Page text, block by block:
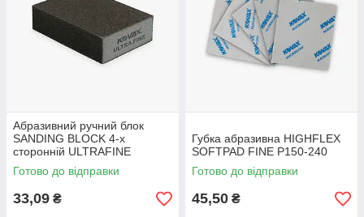
Абразивний ручний блок
SANDING BLOCK 4-х
сторонній ULTRAFINE
100x68x25 мм
Готово до відправки
33,09 ₴
Губка абразивна HIGHFLEX
SOFTPAD FINE P150-240
Готово до відправки
45,50 ₴